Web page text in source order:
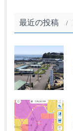
最近の投稿